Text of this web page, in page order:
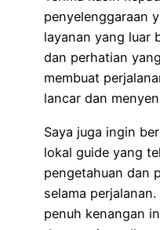
penyelenggaraan
layanan yang luar
dan perhatian
membuat
lancar dan
Saya juga ingin
lokal guide yang
pengetahuan dan
selama
penuh kenangan